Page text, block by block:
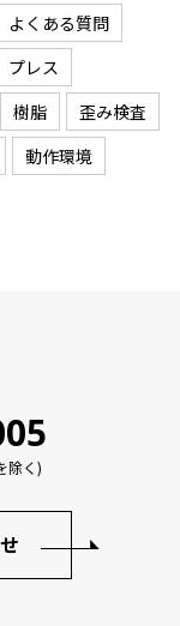
よくある質問
プレス
樹脂
歪み検査
動作環境
除く)